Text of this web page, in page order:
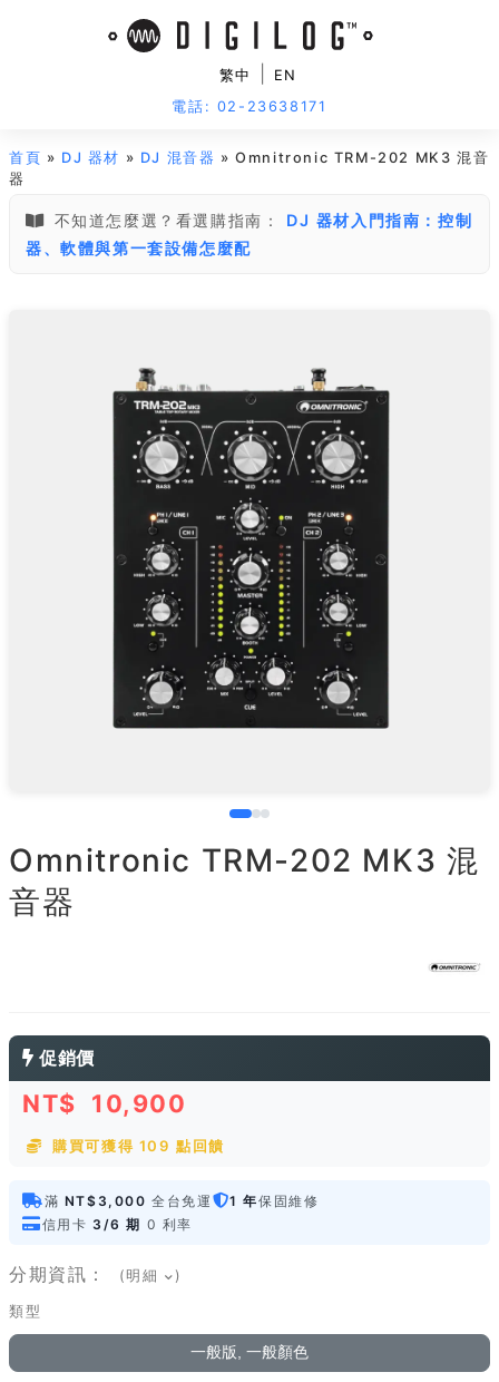
繁中
EN
電話: 02-23638171
首頁 » DJ 器材 » DJ 混音器 » Omnitronic TRM-202 MK3 混音
器
不知道怎麼選？看選購指南：
DJ 器材入門指南：控制
器、軟體與第一套設備怎麼配
Omnitronic TRM-202 MK3 混
音器
促銷價
NT$ 10,900
購買可獲得 109 點回饋
滿 NT$3,000 全台免運 1 年保固維修
信用卡 3/6 期 0 利率
分期資訊： (明細 )
類型
一般版, 一般顏色